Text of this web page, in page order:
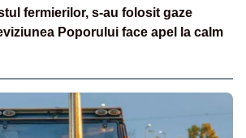
fermierilor, s-au folosit gaze
Poporului face apel la calm